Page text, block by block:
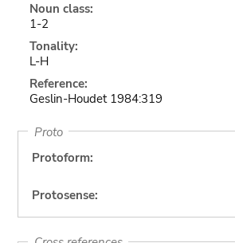
Noun class:
1-2
Tonality:
L-H
Reference:
Geslin-Houdet 1984:319
Proto
Protoform:
Protosense: